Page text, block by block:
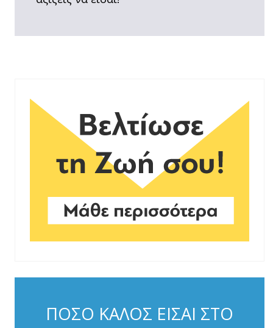
ΠΟΣΟ ΚΑΛΟΣ ΕΙΣΑΙ ΣΤΟ